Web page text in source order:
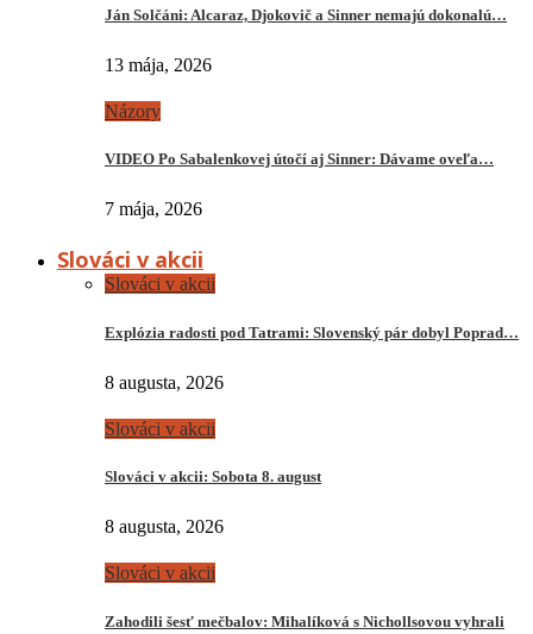
Ján Solčáni: Alcaraz, Djokovič a Sinner nemajú dokonalú…
13 mája, 2026
Názory
VIDEO Po Sabalenkovej útočí aj Sinner: Dávame oveľa…
7 mája, 2026
Slováci v akcii
Slováci v akcii
Explózia radosti pod Tatrami: Slovenský pár dobyl Poprad…
8 augusta, 2026
Slováci v akcii
Slováci v akcii: Sobota 8. august
8 augusta, 2026
Slováci v akcii
Zahodili šesť mečbalov: Mihalíková s Nichollsovou vyhrali